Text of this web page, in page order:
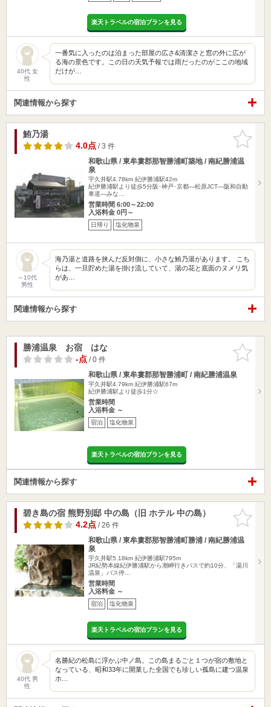
楽天トラベルの宿泊プランを見る
40代 女
性
一番気に入ったのは泊まった部屋の広さ&清潔さと窓の外に広が
る海の景色です。この日の天気予報では雨だったのがここの地域
だけが…
関連情報から探す
お気に入
りに追加
鮪乃湯
4.0点/ 3 件
和歌山県 / 東牟婁郡那智勝浦町築地 / 南紀勝浦温
泉
宇久井駅4.78km 紀伊勝浦駅42m
紀伊勝浦駅より徒歩5分阪･神戸･京都―松原JCT―阪和自動
車道―みな…
営業時間 6:00～22:00
入浴料金 0円～
日帰り 塩化物泉
～10代
男性
海乃湯と道路を挟んだ反対側に、小さな鮪乃湯があります。 こち
らは、一旦貯めた湯を掛け流していて、湯の花と底面のヌメリ気
があ…
関連情報から探す
お気に入
りに追加
勝浦温泉 お宿 はな
-点/ 0 件
和歌山県 / 東牟婁郡那智勝浦町 / 南紀勝浦温泉
宇久井駅4.79km 紀伊勝浦駅67m
紀伊勝浦駅より徒歩1分☆
営業時間
入浴料金 ～
宿泊 塩化物泉
楽天トラベルの宿泊プランを見る
関連情報から探す
お気に入
りに追加
碧き島の宿 熊野別邸 中の島（旧 ホテル 中の島）
4.2点/ 26 件
和歌山県 / 東牟婁郡那智勝浦町勝浦 / 南紀勝浦温
泉
宇久井駅5.18km 紀伊勝浦駅795m
JR紀勢本線紀伊勝浦駅から潮岬行きバスで約10分、「湯川
温泉」バス停…
営業時間
入浴料金 ～
宿泊 塩化物泉
楽天トラベルの宿泊プランを見る
40代 男
性
名勝紀の松島に浮かぶ中ノ島。この島まるごと１つが宿の敷地と
なっている、昭和33年に開業した全国でも珍しい孤島に建つ温泉
ホ…